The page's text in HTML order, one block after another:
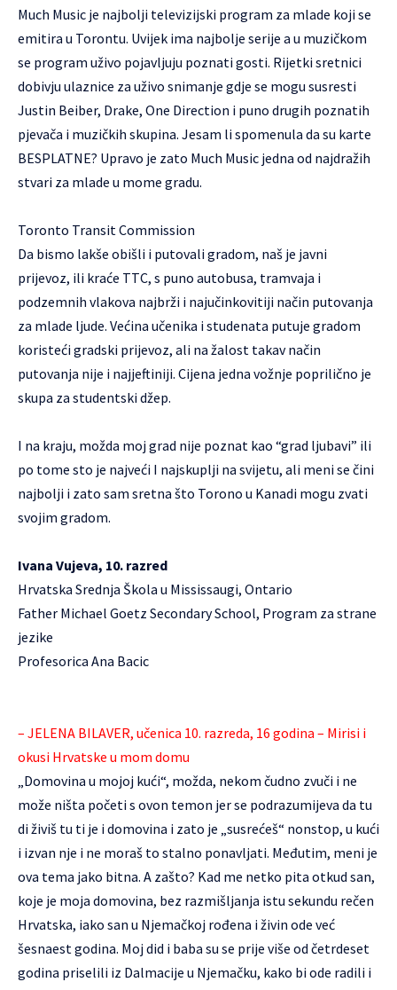
Much Music je najbolji televizijski program za mlade koji se
emitira u Torontu. Uvijek ima najbolje serije a u muzičkom
se program uživo pojavljuju poznati gosti. Rijetki sretnici
dobivju ulaznice za uživo snimanje gdje se mogu susresti
Justin Beiber, Drake, One Direction i puno drugih poznatih
pjevača i muzičkih skupina. Jesam li spomenula da su karte
BESPLATNE? Upravo je zato Much Music jedna od najdražih
stvari za mlade u mome gradu.
Toronto Transit Commission
Da bismo lakše obišli i putovali gradom, naš je javni
prijevoz, ili kraće TTC, s puno autobusa, tramvaja i
podzemnih vlakova najbrži i najučinkovitiji način putovanja
za mlade ljude. Većina učenika i studenata putuje gradom
koristeći gradski prijevoz, ali na žalost takav način
putovanja nije i najjeftiniji. Cijena jedna vožnje poprilično je
skupa za studentski džep.
I na kraju, možda moj grad nije poznat kao “grad ljubavi” ili
po tome sto je najveći I najskuplji na svijetu, ali meni se čini
najbolji i zato sam sretna što Torono u Kanadi mogu zvati
svojim gradom.
Ivana Vujeva, 10. razred
Hrvatska Srednja Škola u Mississaugi, Ontario
Father Michael Goetz Secondary School, Program za strane
jezike
Profesorica Ana Bacic
– JELENA BILAVER, učenica 10. razreda, 16 godina – Mirisi i
okusi Hrvatske u mom domu
„Domovina u mojoj kući“, možda, nekom čudno zvuči i ne
može ništa početi s ovon temon jer se podrazumijeva da tu
di živiš tu ti je i domovina i zato je „susrećeš“ nonstop, u kući
i izvan nje i ne moraš to stalno ponavljati. Međutim, meni je
ova tema jako bitna. A zašto? Kad me netko pita otkud san,
koje je moja domovina, bez razmišljanja istu sekundu rečen
Hrvatska, iako san u Njemačkoj rođena i živin ode već
šesnaest godina. Moj did i baba su se prije više od četrdeset
godina priselili iz Dalmacije u Njemačku, kako bi ode radili i